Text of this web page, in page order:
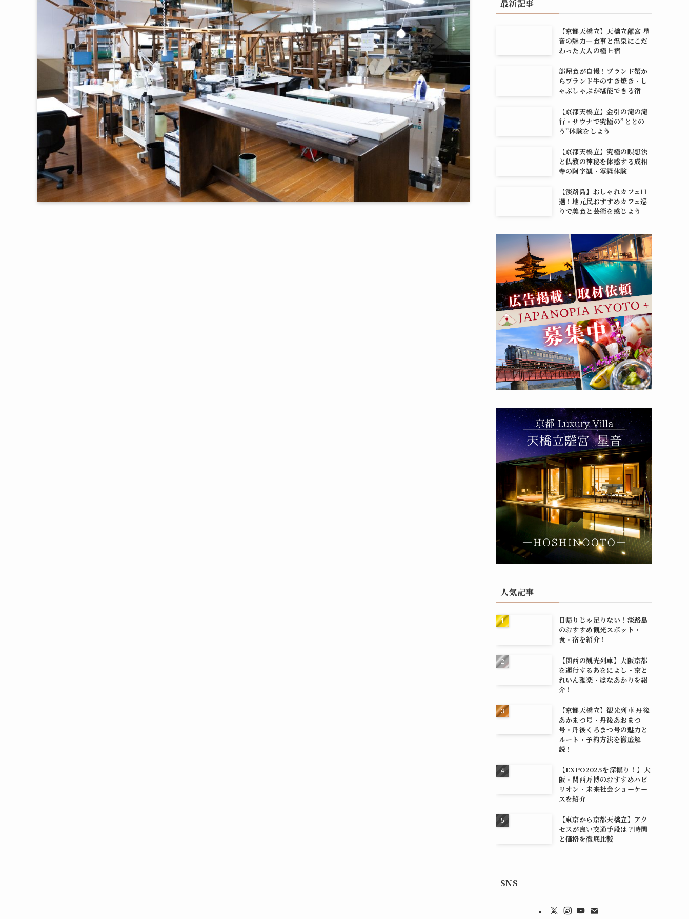
最新記事
【京都天橋立】天橋立離宮 星
音の魅力―食事と温泉にこだ
わった大人の極上宿
部屋食が自慢！ブランド蟹か
らブランド牛のすき焼き・し
ゃぶしゃぶが堪能できる宿
【京都天橋立】金引の滝の滝
行・サウナで究極の”ととの
う”体験をしよう
【京都天橋立】究極の瞑想法
と仏教の神秘を体感する成相
寺の阿字観・写経体験
【淡路島】おしゃれカフェ11
選！地元民おすすめカフェ巡
りで美食と芸術を感じよう
人気記事
日帰りじゃ足りない！淡路島
のおすすめ観光スポット・
食・宿を紹介！
【関西の観光列車】大阪京都
を運行するあをによし・京と
れいん雅楽・はなあかりを紹
介！
【京都天橋立】観光列車 丹後
あかまつ号・丹後あおまつ
号・丹後くろまつ号の魅力と
ルート・予約方法を徹底解
説！
【EXPO2025を深掘り！】大
阪・関西万博のおすすめパビ
リオン・未来社会ショーケー
スを紹介
【東京から京都天橋立】アク
セスが良い交通手段は？時間
と価格を徹底比較
SNS